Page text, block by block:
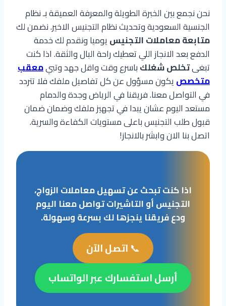
نحن نجمع بين الخبرة الطويلة والمعرفة العميقة بـ نظام
الجنسية السعودية وتحديث نظام التجنيس الاخير. نضمن لك
متابعة معاملات التجنيسيوميا ونقدم لك خدمة
الدفع بعد الانجاز اللي تعطيك راحة البال والثقة. اذا كنت
تبغىتخلص شغلكباسرع وقت واقل جهد وتبيمعقب
متخصصيكون مسؤول عن كل تفاصيل ملفك فلا تتردد
في التواصل معنا. فريقنا في الرياض وجدة والدمام
مستعد اليوم عشان يبدا في تجهيز ملفك وضمان ضمان
قبول طلب التجنيس باعلى مستويات الكفاءة والسرية.
اتصل بنا الان وابشر بالانجاز!
اذا كنت تبحث عن تسهيل معاملات الزواج،
التجنيس أو التاشيرات تواصل معنا اليوم
ودع فريقنا ينجزها لك بسرعة وسهولة.
📞اتصل الآن
أرسل استفسارك عبر الواتساب